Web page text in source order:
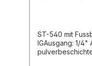
ST-540 mit
IGAusgang: 1/4"